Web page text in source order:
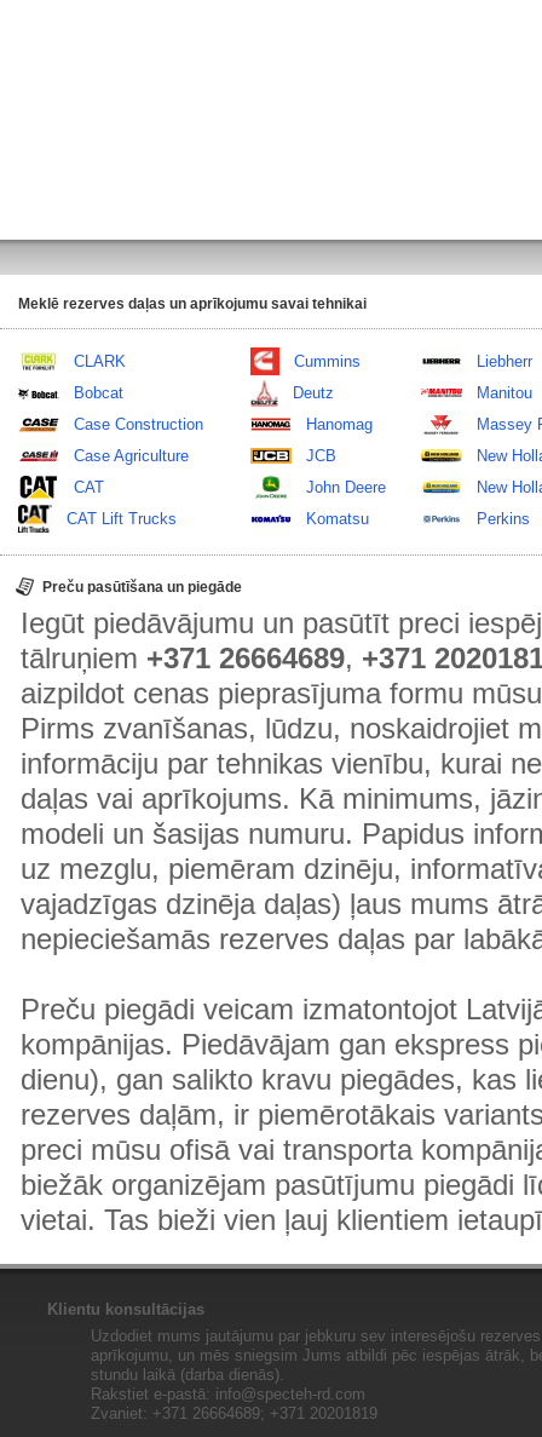
Meklē rezerves daļas un aprīkojumu savai tehnikai
CLARK
Bobcat
Case Construction
Case Agriculture
CAT
CAT Lift Trucks
Cummins
Deutz
Hanomag
JCB
John Deere
Komatsu
Liebherr
Manitou
Massey
New
New
Perkins
Preču pasūtīšana un piegāde
Iegūt piedāvājumu un pasūtīt preci
tālruņiem +371 26664689, +371
aizpildot cenas pieprasījuma formu
Pirms zvanīšanas, lūdzu, noskaidrojiet
informāciju par tehnikas vienību, kurai
daļas vai aprīkojums. Kā minimums,
modeli un šasijas numuru. Papidus
uz mezglu, piemēram dzinēju,
vajadzīgas dzinēja daļas) ļaus mums
nepieciešamās rezerves daļas par
Preču piegādi veicam izmatontojot
kompānijas. Piedāvājam gan ekspress
dienu), gan salikto kravu piegādes, kas
rezerves daļām, ir piemērotākais
preci mūsu ofisā vai transporta
biežāk organizējam pasūtījumu piegādi
vietai. Tas bieži vien ļauj klientiem
Klientu konsultācijas
Uzdodiet mums jautājumu par jebkuru sev interesējošu
aprīkojumu, un mēs sniegsim Jums atbildi pēc iespējas ātrāk,
stundu laikā (darba dienās).
Rakstiet e-pastā: info@specteh-rd.com
Zvaniet: +371 26664689; +371 20201819